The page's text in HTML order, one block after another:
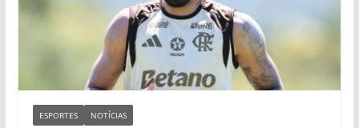
ESPORTES NOTÍCIAS